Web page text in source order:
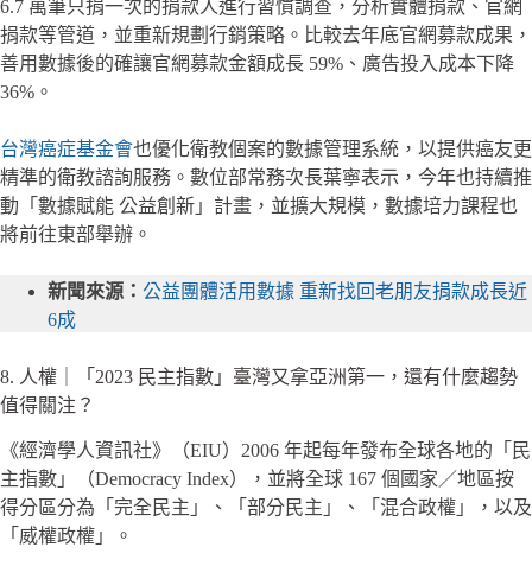
6.7 萬筆只捐一次的捐款人進行習慣調查，分析實體捐款、官網
捐款等管道，並重新規劃行銷策略。比較去年底官網募款成果，
善用數據後的確讓官網募款金額成長 59%、廣告投入成本下降
36%。
台灣癌症基金會也優化衛教個案的數據管理系統，以提供癌友更
精準的衛教諮詢服務。數位部常務次長葉寧表示，今年也持續推
動「數據賦能 公益創新」計畫，並擴大規模，數據培力課程也
將前往東部舉辦。
新聞來源： 公益團體活用數據 重新找回老朋友捐款成長近
6成
8. 人權｜「2023 民主指數」臺灣又拿亞洲第一，還有什麼趨勢
值得關注？
《經濟學人資訊社》（EIU）2006 年起每年發布全球各地的「民
主指數」（Democracy Index），並將全球 167 個國家／地區按
得分區分為「完全民主」、「部分民主」、「混合政權」，以及
「威權政權」。